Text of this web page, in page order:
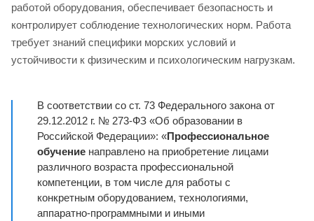
работой оборудования, обеспечивает безопасность и
контролирует соблюдение технологических норм. Работа
требует знаний специфики морских условий и
устойчивости к физическим и психологическим нагрузкам.
В соответствии со ст. 73 Федерального закона от
29.12.2012 г. № 273-ФЗ «Об образовании в
Российской Федерации»: «Профессиональное
обучение направлено на приобретение лицами
различного возраста профессиональной
компетенции, в том числе для работы с
конкретным оборудованием, технологиями,
аппаратно-программными и иными